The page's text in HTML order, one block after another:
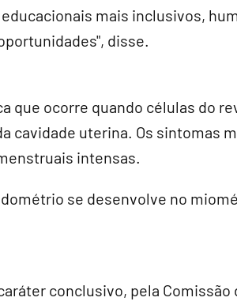
mais inclusivos,
disse.
que ocorre quando células do
cavidade uterina. Os sintomas
intensas.
se desenvolve no
conclusivo, pela